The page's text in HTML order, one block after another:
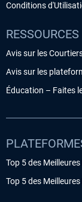
Conditions
RESSOURCES
Avis sur les
Avis sur les
Éducation – Faites
Top 5 des
Top 5 des